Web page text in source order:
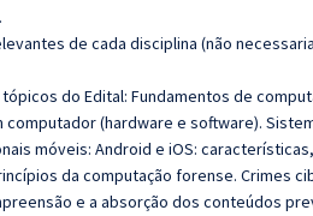
.
de cada disciplina (não
do Edital: Fundamentos de
(hardware e software).
móveis: Android e iOS:
da computação forense. Crimes
e a absorção dos conteúdos